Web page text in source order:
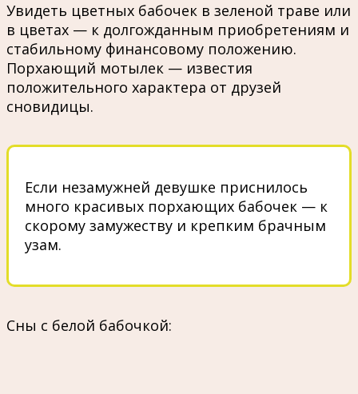
Увидеть цветных бабочек в зеленой траве или
в цветах — к долгожданным приобретениям и
стабильному финансовому положению.
Порхающий мотылек — известия
положительного характера от друзей
сновидицы.
Если незамужней девушке приснилось
много красивых порхающих бабочек — к
скорому замужеству и крепким брачным
узам.
Сны с белой бабочкой: